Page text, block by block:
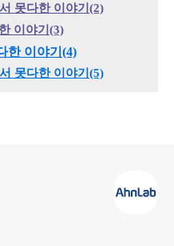
못다한 이야기(2)
이야기(3)
한 이야기(4)
못다한 이야기(5)